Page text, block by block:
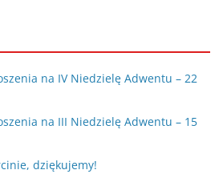
na IV Niedzielę Adwentu – 22
na III Niedzielę Adwentu – 15
dziękujemy!